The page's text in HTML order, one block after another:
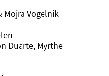
Mojra Vogelnik
Duarte, Myrthe